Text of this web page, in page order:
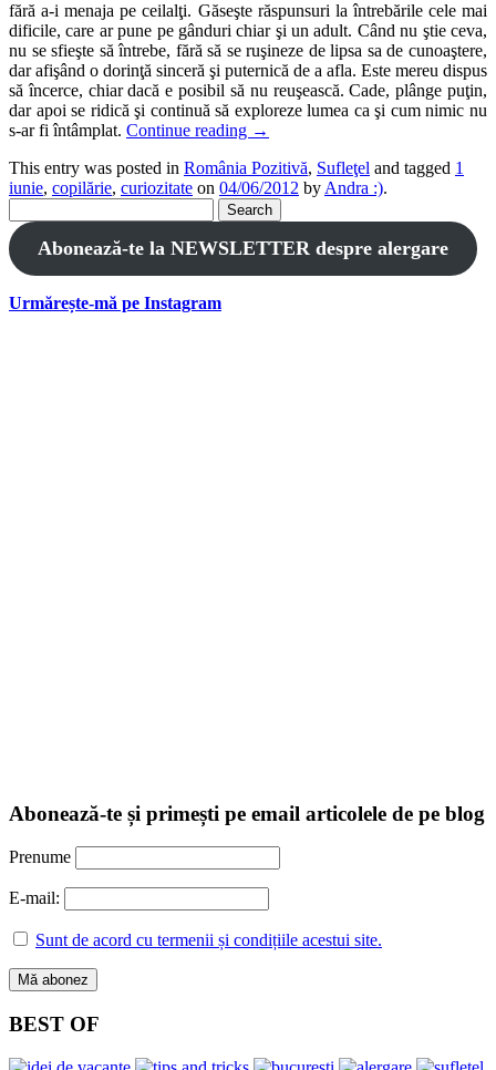
fără a-i menaja pe ceilalţi. Găseşte răspunsuri la întrebările cele mai
dificile, care ar pune pe gânduri chiar şi un adult. Când nu ştie ceva,
nu se sfieşte să întrebe, fără să se ruşineze de lipsa sa de cunoaştere,
dar afişând o dorinţă sinceră şi puternică de a afla. Este mereu dispus
să încerce, chiar dacă e posibil să nu reuşească. Cade, plânge puţin,
dar apoi se ridică şi continuă să exploreze lumea ca şi cum nimic nu
s-ar fi întâmplat. Continue reading →
This entry was posted in România Pozitivă, Sufleţel and tagged 1
iunie, copilărie, curiozitate on 04/06/2012 by Andra :).
for:
Abonează-te la NEWSLETTER despre alergare
Urmărește-mă pe Instagram
Abonează-te și primești pe email articolele de pe blog
Prenume
E-mail:
Sunt de acord cu termenii și condițiile acestui site.
BEST OF